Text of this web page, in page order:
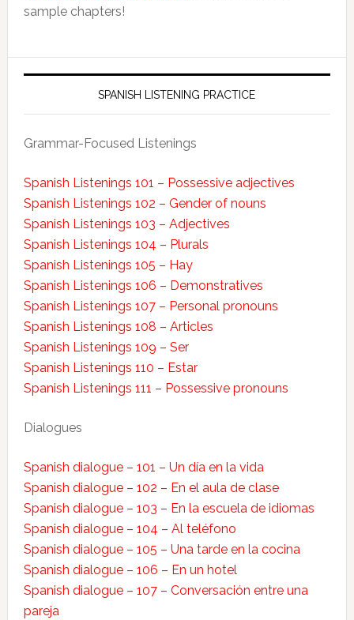
sample chapters!
SPANISH LISTENING PRACTICE
Grammar-Focused Listenings
Spanish Listenings 101 – Possessive adjectives
Spanish Listenings 102 – Gender of nouns
Spanish Listenings 103 – Adjectives
Spanish Listenings 104 – Plurals
Spanish Listenings 105 – Hay
Spanish Listenings 106 – Demonstratives
Spanish Listenings 107 – Personal pronouns
Spanish Listenings 108 – Articles
Spanish Listenings 109 – Ser
Spanish Listenings 110 – Estar
Spanish Listenings 111 – Possessive pronouns
Dialogues
Spanish dialogue – 101 – Un día en la vida
Spanish dialogue – 102 – En el aula de clase
Spanish dialogue – 103 – En la escuela de idiomas
Spanish dialogue – 104 – Al teléfono
Spanish dialogue – 105 – Una tarde en la cocina
Spanish dialogue – 106 – En un hotel
Spanish dialogue – 107 – Conversación entre una
pareja